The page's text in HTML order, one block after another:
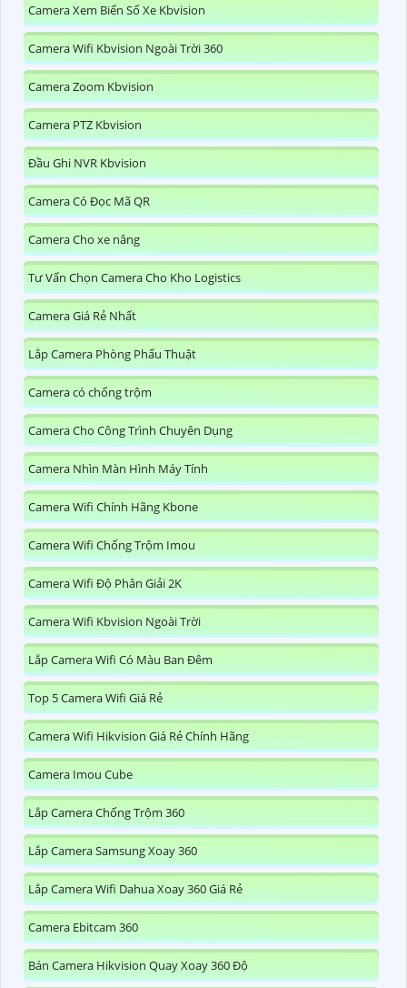
Camera Xem Biển Số Xe Kbvision
Camera Wifi Kbvision Ngoài Trời 360
Camera Zoom Kbvision
Camera PTZ Kbvision
Đầu Ghi NVR Kbvision
Camera Có Đọc Mã QR
Camera Cho xe nâng
Tư Vấn Chọn Camera Cho Kho Logistics
Camera Giá Rẻ Nhất
Lắp Camera Phòng Phẩu Thuật
Camera có chống trộm
Camera Cho Công Trình Chuyên Dụng
Camera Nhìn Màn Hình Máy Tính
Camera Wifi Chính Hãng Kbone
Camera Wifi Chống Trộm Imou
Camera Wifi Độ Phân Giải 2K
Camera Wifi Kbvision Ngoài Trời
Lắp Camera Wifi Có Màu Ban Đêm
Top 5 Camera Wifi Giá Rẻ
Camera Wifi Hikvision Giá Rẻ Chính Hãng
Camera Imou Cube
Lắp Camera Chống Trộm 360
Lắp Camera Samsung Xoay 360
Lắp Camera Wifi Dahua Xoay 360 Giá Rẻ
Camera Ebitcam 360
Bán Camera Hikvision Quay Xoay 360 Độ